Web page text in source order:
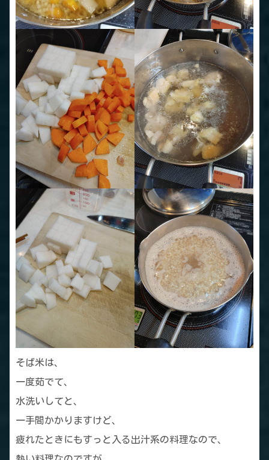
そば米は、
一度茹でて、
水洗いしてと、
一手間かかりますけど、
疲れたときにもすっと入る出汁系の料理なので、